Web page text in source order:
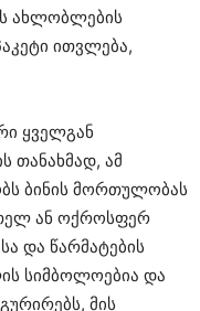
ახლობლების
ითვლება,
ყველგან
თანახმად, ამ
ბინის მორთულობას
ან ოქროსფერ
და წარმატების
სიმბოლოებია და
მის